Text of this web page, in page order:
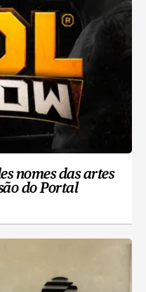
nomes das artes
do Portal